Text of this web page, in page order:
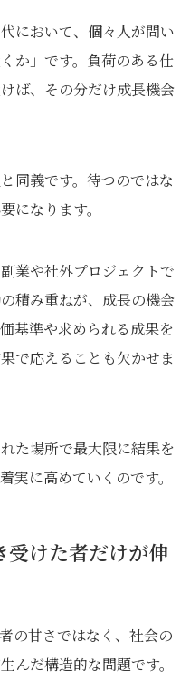
において、個々人が問い
か」です。負荷のある仕
ば、その分だけ成長機会
同義です。待つのではな
になります。
業や社外プロジェクトで
積み重ねが、成長の機会
基準や求められる成果を
で応えることも欠かせま
た場所で最大限に結果を
実に高めていくのです。
受けた者だけが伸
の甘さではなく、社会の
んだ構造的な問題です。